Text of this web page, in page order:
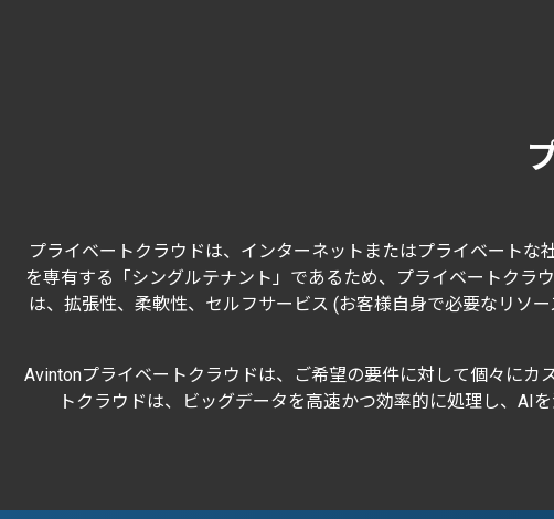
プライベートクラウドは、インターネットまたはプライベート
を専有する「シングルテナント」であるため、プライベートクラ
は、拡張性、柔軟性、セルフサービス (お客様自身で必要なリソ
Avintonプライベートクラウドは、ご希望の要件に対して個々に
トクラウドは、ビッグデータを高速かつ効率的に処理し、AI